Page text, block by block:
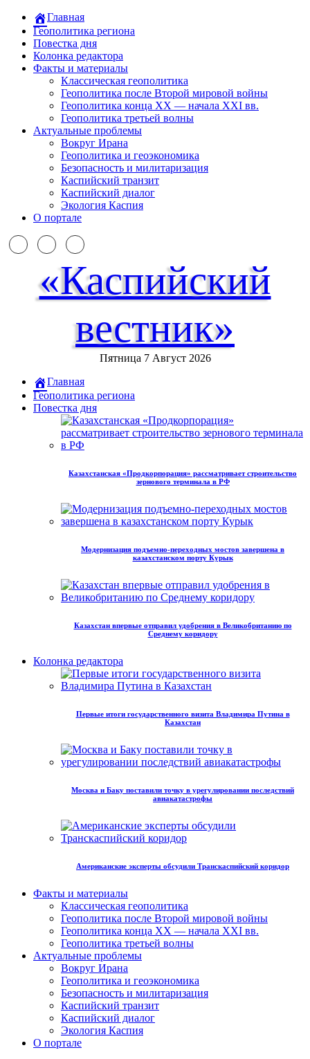
Главная
Геополитика региона
Повестка дня
Колонка редактора
Факты и материалы
Классическая геополитика
Геополитика после Второй мировой войны
Геополитика конца XX — начала XXI вв.
Геополитика третьей волны
Актуальные проблемы
Вокруг Ирана
Геополитика и геоэкономика
Безопасность и милитаризация
Каспийский транзит
Каспийский диалог
Экология Каспия
О портале
«Каспийский
вестник»
Пятница 7 Август 2026
Главная
Геополитика региона
Повестка дня
Казахстанская «Продкорпорация» рассматривает строительство
зернового терминала в РФ
Модернизация подъемно-переходных мостов завершена в
казахстанском порту Курык
Казахстан впервые отправил удобрения в Великобританию по
Среднему коридору
Колонка редактора
Первые итоги государственного визита Владимира Путина в
Казахстан
Москва и Баку поставили точку в урегулировании последствий
авиакатастрофы
Американские эксперты обсудили Транскаспийский коридор
Факты и материалы
Классическая геополитика
Геополитика после Второй мировой войны
Геополитика конца XX — начала XXI вв.
Геополитика третьей волны
Актуальные проблемы
Вокруг Ирана
Геополитика и геоэкономика
Безопасность и милитаризация
Каспийский транзит
Каспийский диалог
Экология Каспия
О портале